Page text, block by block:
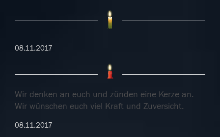
08.11.2017
Wir denken an euch und zünden eine Kerze an.
Wir wünschen euch viel Kraft und Zuversicht.
08.11.2017